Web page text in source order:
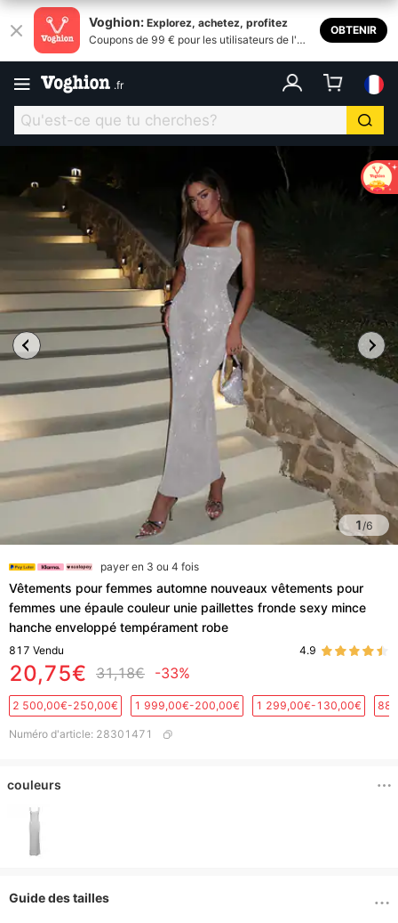
Voghion: Explorez, achetez, profitez
Coupons de 99 € pour les utilisateurs de l'ap
OBTENIR
.fr
1/6
payer en 3 ou 4 fois
Vêtements pour femmes automne nouveaux vêtements pour
femmes une épaule couleur unie paillettes fronde sexy mince
hanche enveloppé tempérament robe
817 Vendu 4.9
20,75€ 31,18€ -33%
2 500,00€-250,00€ 1 999,00€-200,00€ 1 299,00€-130,00€
Numéro d'article: 28301471
couleurs
Guide des tailles